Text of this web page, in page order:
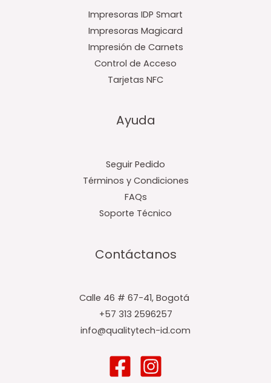
Impresoras IDP Smart
Impresoras Magicard
Impresión de Carnets
Control de Acceso
Tarjetas NFC
Ayuda
Seguir Pedido
Términos y Condiciones
FAQs
Soporte Técnico
Contáctanos
Calle 46 # 67-41, Bogotá ​
+57 313 2596257
info@qualitytech-id.com